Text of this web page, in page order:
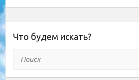
Что будем искать?